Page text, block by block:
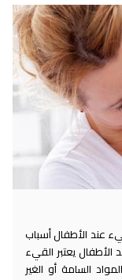
عند الأطفال أسباب
يعتبر القيء
السامة أو الغير